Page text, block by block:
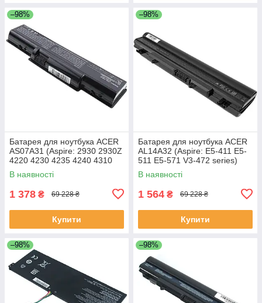
–98%
Батарея для ноутбука ACER
AS07A31 (Aspire: 2930 2930Z
4220 4230 4235 4240 4310
5334 5732Z 7315) 11.1V
4400mAh Чорний
В наявності
1 378 ₴ 69 228 ₴
Купити
–98%
Батарея для ноутбука ACER
AL14A32 (Aspire: E5-411 E5-
511 E5-571 V3-472 series)
11.1V 4400mAh Чорний
В наявності
1 564 ₴ 69 228 ₴
Купити
–98% –98%